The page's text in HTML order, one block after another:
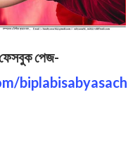
পেজ-
biplabisabyasach